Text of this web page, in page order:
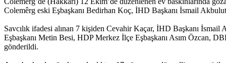
Colemêrg eski Eşbaşkanı Bedirhan Koç, İHD Başkanı İsmail
Savcılık ifadesi alınan 7 kişiden Cevahir Kaçar, İHD Başkanı
Eşbaşkanı Metin Besi, HDP Merkez İlçe Eşbaşkanı Asım Özcan,
gönderildi.